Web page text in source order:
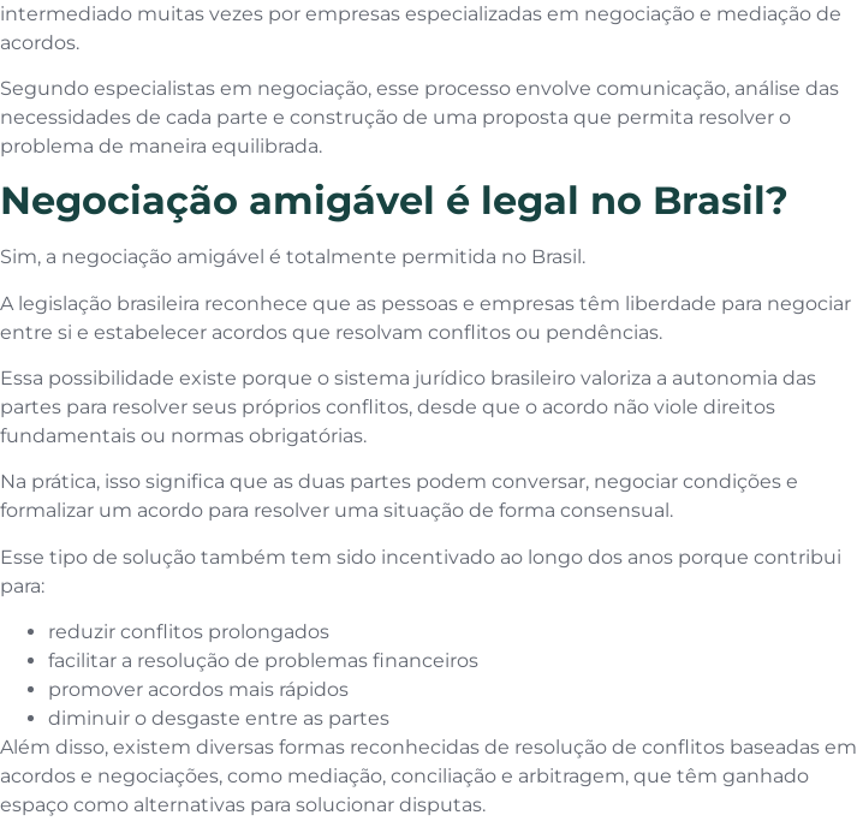
intermediado muitas vezes por empresas especializadas em negociação e mediação de
acordos.
Segundo especialistas em negociação, esse processo envolve comunicação, análise das
necessidades de cada parte e construção de uma proposta que permita resolver o
problema de maneira equilibrada.
Negociação amigável é legal no Brasil?
Sim, a negociação amigável é totalmente permitida no Brasil.
A legislação brasileira reconhece que as pessoas e empresas têm liberdade para negociar
entre si e estabelecer acordos que resolvam conflitos ou pendências.
Essa possibilidade existe porque o sistema jurídico brasileiro valoriza a autonomia das
partes para resolver seus próprios conflitos, desde que o acordo não viole direitos
fundamentais ou normas obrigatórias.
Na prática, isso significa que as duas partes podem conversar, negociar condições e
formalizar um acordo para resolver uma situação de forma consensual.
Esse tipo de solução também tem sido incentivado ao longo dos anos porque contribui
para:
reduzir conflitos prolongados
facilitar a resolução de problemas financeiros
promover acordos mais rápidos
diminuir o desgaste entre as partes
Além disso, existem diversas formas reconhecidas de resolução de conflitos baseadas em
acordos e negociações, como mediação, conciliação e arbitragem, que têm ganhado
espaço como alternativas para solucionar disputas.